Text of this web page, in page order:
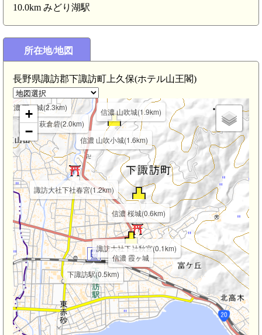
10.0km みどり湖駅
所在地/地図
長野県諏訪郡下諏訪町上久保(ホテル山王閣)
下諏訪駅(0.5km)
諏訪大社下社秋宮(0.1km)
諏訪大社下社春宮(1.2km)
信濃 霞ヶ城
信濃 桜城(0.6km)
信濃 山吹小城(1.6km)
信濃 山吹城(1.9km)
信濃 萩倉砦(2.0km)
信濃 下の城(2.3km)
信濃 上の城(2.7km)
+
−